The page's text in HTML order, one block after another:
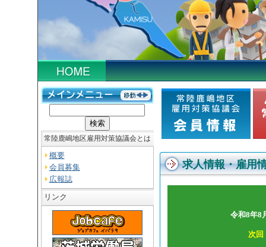
常陸鹿嶋地区雇用対策協議会とは
概要
会員募集
広報誌
リンク
求人情報・雇用
令和8年8
次回